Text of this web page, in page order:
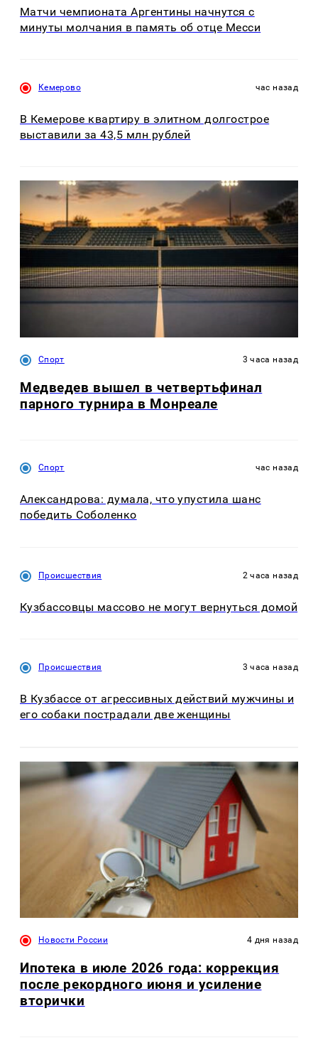
Матчи чемпионата Аргентины начнутся с
минуты молчания в память об отце Месси
Кемерово час назад
В Кемерове квартиру в элитном долгострое
выставили за 43,5 млн рублей
Спорт 3 часа назад
Медведев вышел в четвертьфинал
парного турнира в Монреале
Спорт час назад
Александрова: думала, что упустила шанс
победить Соболенко
Происшествия 2 часа назад
Кузбассовцы массово не могут вернуться домой
Происшествия 3 часа назад
В Кузбассе от агрессивных действий мужчины и
его собаки пострадали две женщины
Новости России 4 дня назад
Ипотека в июле 2026 года: коррекция
после рекордного июня и усиление
вторички